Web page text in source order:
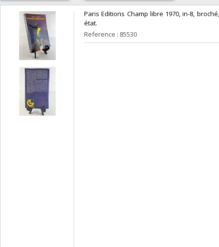
‎Paris Editions Champ libre 1970, in-8,
état. ‎
Reference : 85530